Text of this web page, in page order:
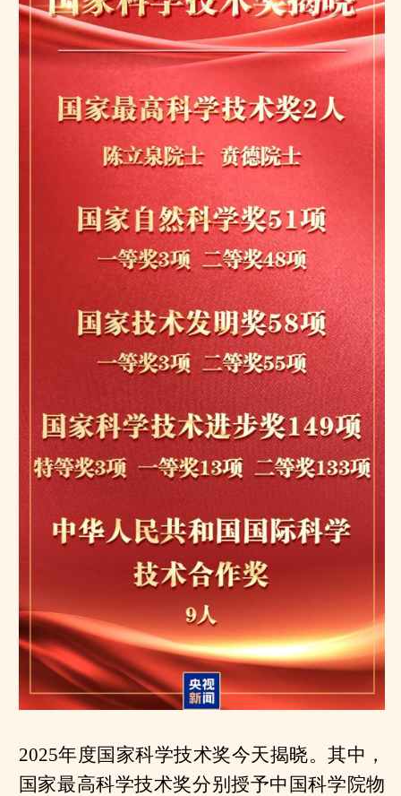
2025年度国家科学技术奖今天揭晓。其中，
国家最高科学技术奖分别授予中国科学院物